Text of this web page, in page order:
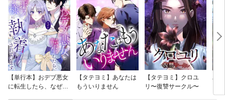
【単行本】おデブ悪女
に転生したら、なぜか
【タテヨミ】あなたは
もういりません
【タテヨミ】クロユ
リ〜復讐サークル〜
バ
今